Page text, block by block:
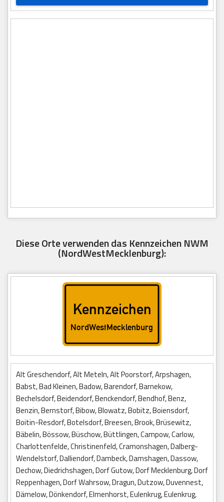
Diese Orte verwenden das Kennzeichen NWM
(NordWestMecklenburg):
Alt Greschendorf, Alt Meteln, Alt Poorstorf, Arpshagen,
Babst, Bad Kleinen, Badow, Barendorf, Barnekow,
Bechelsdorf, Beidendorf, Benckendorf, Bendhof, Benz,
Benzin, Bernstorf, Bibow, Blowatz, Bobitz, Boiensdorf,
Boitin-Resdorf, Botelsdorf, Breesen, Brook, Brüsewitz,
Bäbelin, Bössow, Büschow, Büttlingen, Campow, Carlow,
Charlottenfelde, Christinenfeld, Cramonshagen, Dalberg-
Wendelstorf, Dalliendorf, Dambeck, Damshagen, Dassow,
Dechow, Diedrichshagen, Dorf Gutow, Dorf Mecklenburg, Dorf
Reppenhagen, Dorf Wahrsow, Dragun, Dutzow, Duvennest,
Dämelow, Dönkendorf, Elmenhorst, Eulenkrug, Eulenkrug,